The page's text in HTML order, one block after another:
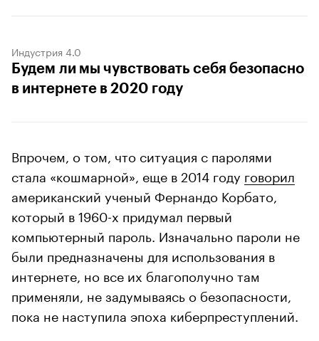
Индустрия 4.0
Будем ли мы чувствовать себя безопасно
в интернете в 2020 году
Впрочем, о том, что ситуация с паролями
стала «кошмарной», еще в 2014 году говорил
американский ученый Фернандо Корбато,
который в 1960-х придумал первый
компьютерный пароль. Изначально пароли не
были предназначены для использования в
интернете, но все их благополучно там
применяли, не задумываясь о безопасности,
пока не наступила эпоха киберпреступлений.